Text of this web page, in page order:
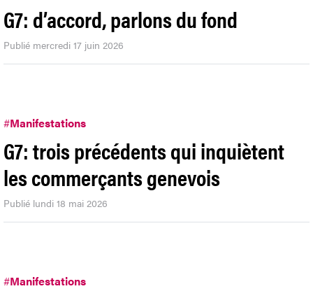
G7: d’accord, parlons du fond
Publié mercredi 17 juin 2026
#Manifestations
G7: trois précédents qui inquiètent
les commerçants genevois
Publié lundi 18 mai 2026
#Manifestations